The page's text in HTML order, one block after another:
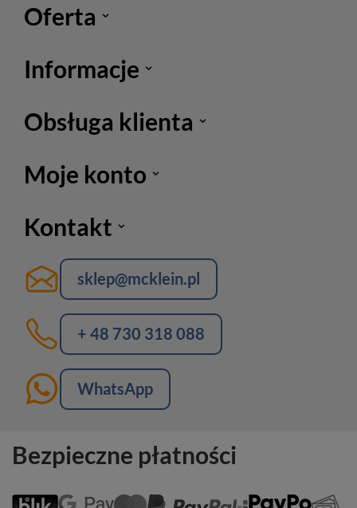
Oferta
Informacje
Obsługa klienta
Moje konto
Kontakt
sklep@mcklein.pl
+ 48 730 318 088
WhatsApp
Bezpieczne płatności